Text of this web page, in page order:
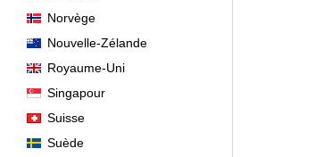
Norvège
Nouvelle-Zélande
Royaume-Uni
Singapour
Suisse
Suède